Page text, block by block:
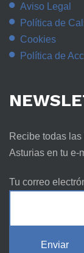
Aviso Legal
Política de
Cookies
Política de
Recibe todas
Asturias en tu e-
Tu correo